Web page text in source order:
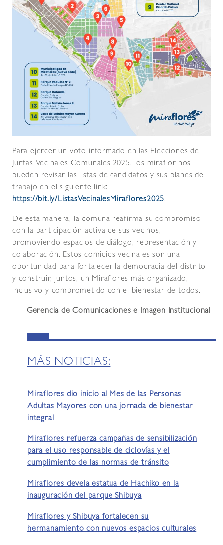
Para ejercer un voto informado en las Elecciones de
Juntas Vecinales Comunales 2025, los miraflorinos
pueden revisar las listas de candidatos y sus planes de
trabajo en el siguiente link:
https://bit.ly/ListasVecinalesMiraflores2025.
De esta manera, la comuna reafirma su compromiso
con la participación activa de sus vecinos,
promoviendo espacios de diálogo, representación y
colaboración. Estos comicios vecinales son una
oportunidad para fortalecer la democracia del distrito
y construir, juntos, un Miraflores más organizado,
inclusivo y comprometido con el bienestar de todos.
Gerencia de Comunicaciones e Imagen Institucional
MÁS NOTICIAS:
Miraflores dio inicio al Mes de las Personas
Adultas Mayores con una jornada de bienestar
integral
Miraflores refuerza campañas de sensibilización
para el uso responsable de ciclovías y el
cumplimiento de las normas de tránsito
Miraflores devela estatua de Hachiko en la
inauguración del parque Shibuya
Miraflores y Shibuya fortalecen su
hermanamiento con nuevos espacios culturales